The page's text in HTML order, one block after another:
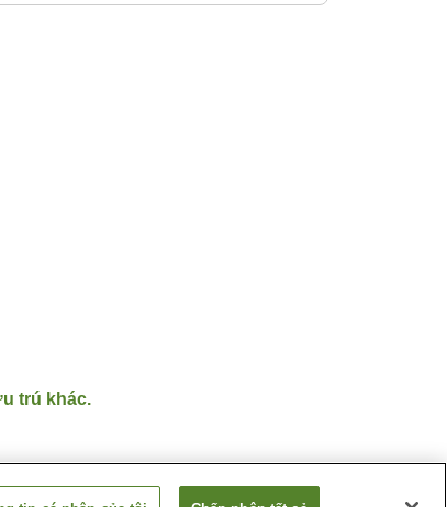
trú khác.